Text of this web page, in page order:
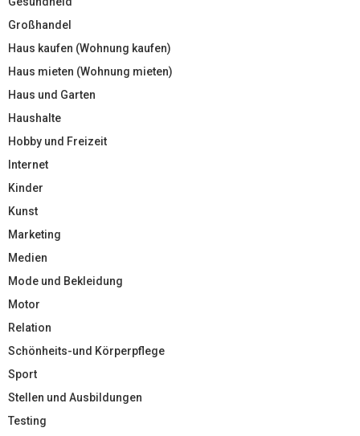
Großhandel
Haus kaufen (Wohnung kaufen)
Haus mieten (Wohnung mieten)
Haus und Garten
Haushalte
Hobby und Freizeit
Internet
Kinder
Kunst
Marketing
Medien
Mode und Bekleidung
Motor
Relation
Schönheits-und Körperpflege
Sport
Stellen und Ausbildungen
Testing